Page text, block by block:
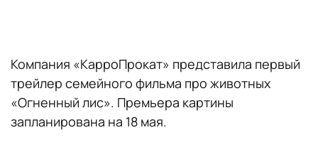
Компания «КарроПрокат» представила первый
трейлер семейного фильма про животных
«Огненный лис». Премьера картины
запланирована на 18 мая.